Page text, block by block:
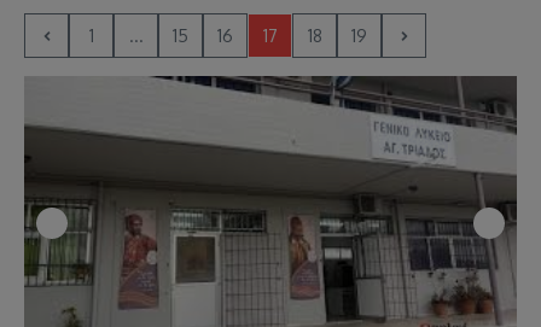
1 ... 15 16 17 18 19